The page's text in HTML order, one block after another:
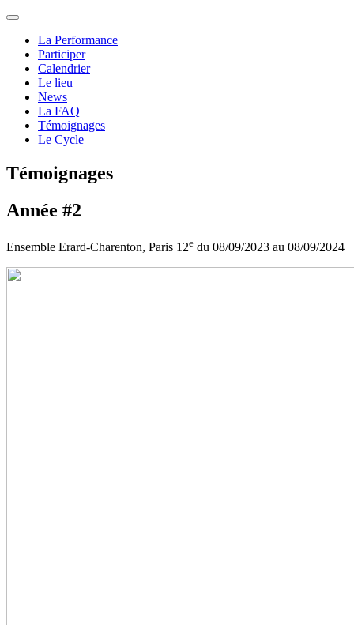
La Performance
Participer
Calendrier
Le lieu
News
La FAQ
Témoignages
Le Cycle
Témoignages
Année #2
Ensemble Erard-Charenton, Paris 12e du 08/09/2023 au 08/09/2024